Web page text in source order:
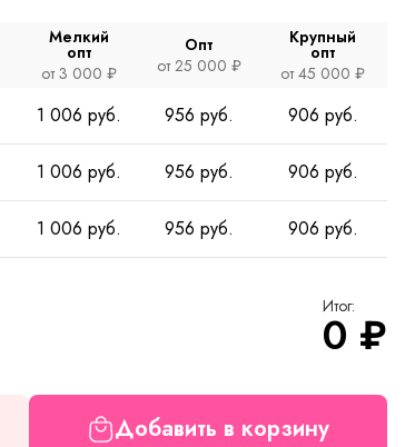
Мелкий
опт
от 3 000 ₽
Опт
от 25 000 ₽
Крупный
опт
от 45 000 ₽
1 006 руб. 956 руб. 906 руб.
1 006 руб. 956 руб. 906 руб.
1 006 руб. 956 руб. 906 руб.
Итог:
0 ₽
Добавить в корзину